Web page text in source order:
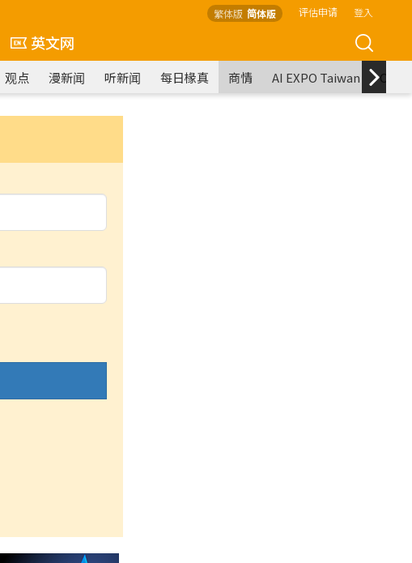
繁体版 简体版 评估申请 登入
英文网
观点 漫新闻 听新闻 每日椽真 商情 AI EXPO Taiwan